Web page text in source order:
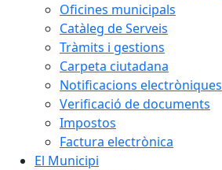
Oficines municipals
Catàleg de Serveis
Tràmits i gestions
Carpeta ciutadana
Notificacions electròniques
Verificació de documents
Impostos
Factura electrònica
El Municipi